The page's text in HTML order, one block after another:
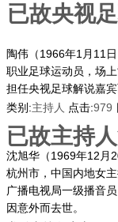
已故央视
陶伟（1966年1月11
职业足球运动员，场
担任央视足球解说嘉
类别:主持人 点击:979
已故主持
沈旭华（1969年12月
杭州市，中国内地女
广播电视局一级播音
因意外而去世。